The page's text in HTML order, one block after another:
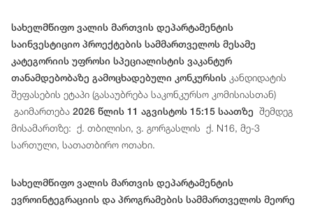
სახელმწიფო ვალის მართვის დეპარტამენტის
საინვესტიციო პროექტების სამმართველოს მესამე
კატეგორიის უფროსი სპეციალისტის ვაკანტურ
თანამდებობაზე გამოცხადებული კონკურსის კანდიდატის
შეფასების ეტაპი (გასაუბრება საკონკურსო კომისიასთან)
გაიმართება 2026 წლის 11 აგვისტოს 15:15 საათზე შემდეგ
მისამართზე: ქ. თბილისი, ვ. გორგასლის ქ. N16, მე-3
სართული, სათათბირო ოთახი.
სახელმწიფო ვალის მართვის დეპარტამენტის
ევროინტეგრაციის და პროგრამების სამმართველოს მეორე